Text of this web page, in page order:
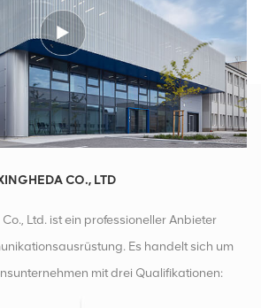
CO., LTD
Ltd. ist ein professioneller Anbieter
Es handelt sich um
mit drei Qualifikationen: